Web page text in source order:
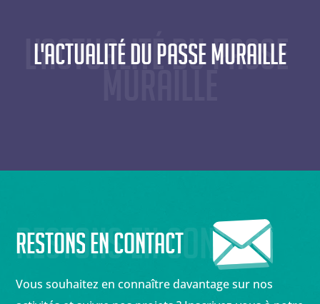
L'actualité du Passe
L'actualité du Passe Muraille
Restons en contact
Restons en contact
Vous souhaitez en connaître davantage sur nos